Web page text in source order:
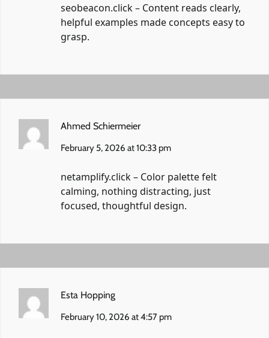
seobeacon.click– Content reads clearly,
helpful examples made concepts easy to
grasp.
Ahmed Schiermeier
February 5, 2026 at 10:33 pm
netamplify.click– Color palette felt
calming, nothing distracting, just
focused, thoughtful design.
Esta Hopping
February 10, 2026 at 4:57 pm